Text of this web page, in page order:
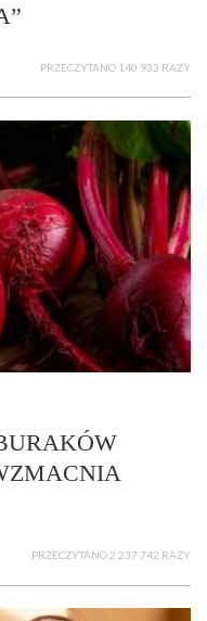
PRZECZYTANO 140 933 RAZY
PRZECZYTANO 2 237 742 RAZY